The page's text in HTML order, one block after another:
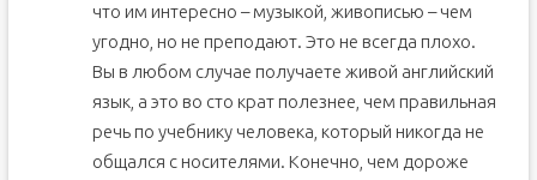
что им интересно – музыкой, живописью – чем
угодно, но не преподают. Это не всегда плохо.
Вы в любом случае получаете живой английский
язык, а это во сто крат полезнее, чем правильная
речь по учебнику человека, который никогда не
общался с носителями. Конечно, чем дороже